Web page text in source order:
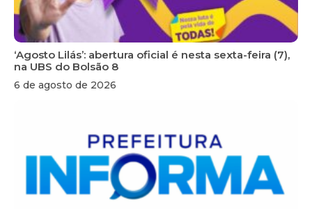
‘Agosto Lilás’: abertura oficial é nesta sexta-feira (7),
na UBS do Bolsão 8
6 de agosto de 2026